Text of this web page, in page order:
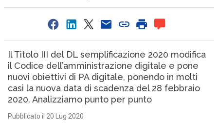
Il Titolo III del DL semplificazione 2020 modifica
il Codice dell’amministrazione digitale e pone
nuovi obiettivi di PA digitale, ponendo in molti
casi la nuova data di scadenza del 28 febbraio
2020. Analizziamo punto per punto
Pubblicato il 20 Lug 2020